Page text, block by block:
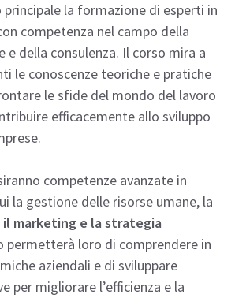
la formazione di esperti in
competenza nel campo della
e della consulenza. Il corso mira a
le conoscenze teoriche e pratiche
le sfide del mondo del lavoro
efficacemente allo sviluppo
competenze avanzate in
la gestione delle risorse umane, la
il marketing e la strategia
permetterà loro di comprendere in
aziendali e di sviluppare
per migliorare l’efficienza e la